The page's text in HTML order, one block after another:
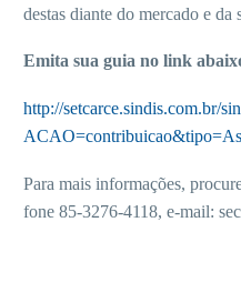
destas diante do mercado e da
Emita sua guia no link
http://setcarce.sindis.com.br/
Para mais informações,
fone 85-3276-4118, e-mail: